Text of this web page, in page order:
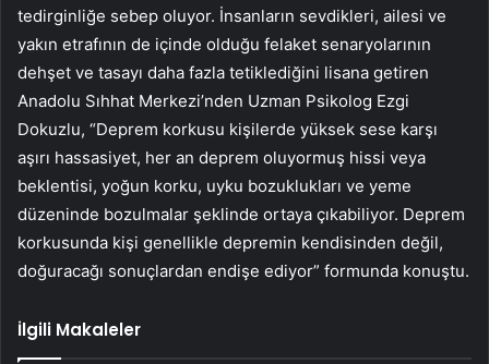
tedirginliğe sebep oluyor. İnsanların sevdikleri, ailesi ve
yakın etrafının de içinde olduğu felaket senaryolarının
dehşet ve tasayı daha fazla tetiklediğini lisana getiren
Anadolu Sıhhat Merkezi’nden Uzman Psikolog Ezgi
Dokuzlu, “Deprem korkusu kişilerde yüksek sese karşı
aşırı hassasiyet, her an deprem oluyormuş hissi veya
beklentisi, yoğun korku, uyku bozuklukları ve yeme
düzeninde bozulmalar şeklinde ortaya çıkabiliyor. Deprem
korkusunda kişi genellikle depremin kendisinden değil,
doğuracağı sonuçlardan endişe ediyor” formunda konuştu.
İlgili Makaleler